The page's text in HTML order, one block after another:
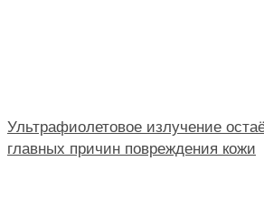
Ультрафиолетовое излучение
главных причин повреждения кожи